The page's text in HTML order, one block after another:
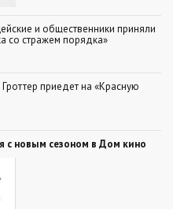
и общественники приняли
со стражем порядка»
приедет на «Красную
с новым сезоном в Дом кино